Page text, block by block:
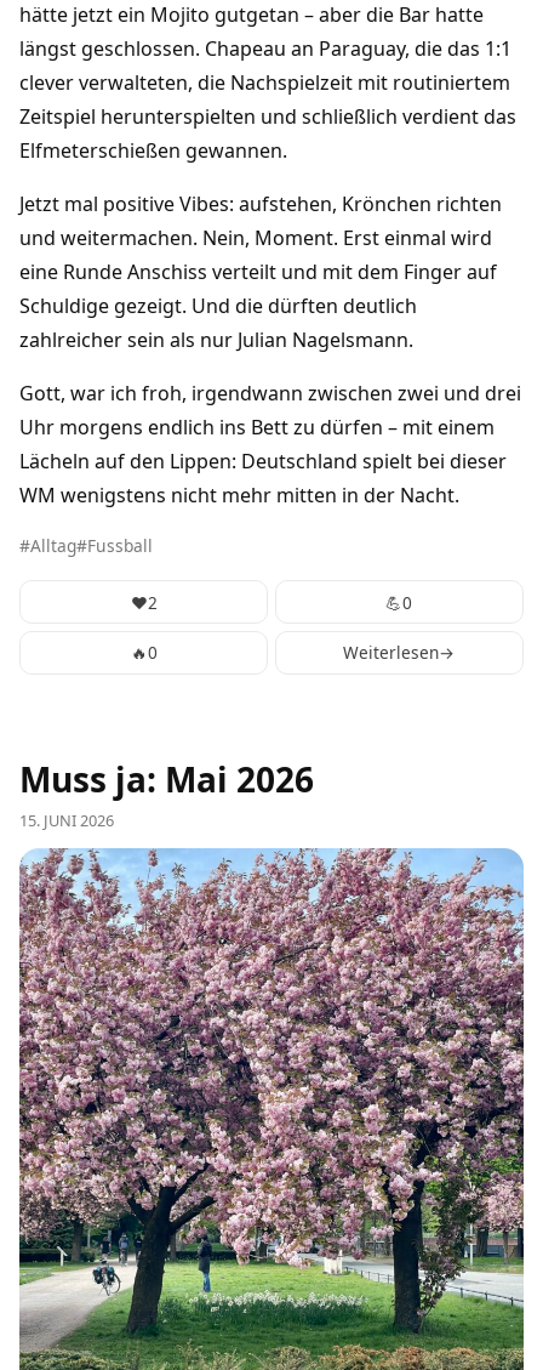
hätte jetzt ein Mojito gutgetan – aber die Bar hatte
längst geschlossen. Chapeau an Paraguay, die das 1:1
clever verwalteten, die Nachspielzeit mit routiniertem
Zeitspiel herunterspielten und schließlich verdient das
Elfmeterschießen gewannen.
Jetzt mal positive Vibes: aufstehen, Krönchen richten
und weitermachen. Nein, Moment. Erst einmal wird
eine Runde Anschiss verteilt und mit dem Finger auf
Schuldige gezeigt. Und die dürften deutlich
zahlreicher sein als nur Julian Nagelsmann.
Gott, war ich froh, irgendwann zwischen zwei und drei
Uhr morgens endlich ins Bett zu dürfen – mit einem
Lächeln auf den Lippen: Deutschland spielt bei dieser
WM wenigstens nicht mehr mitten in der Nacht.
Alltag Fussball
❤️2 💪0
🔥0 Weiterlesen→
Muss ja: Mai 2026
15. JUNI 2026